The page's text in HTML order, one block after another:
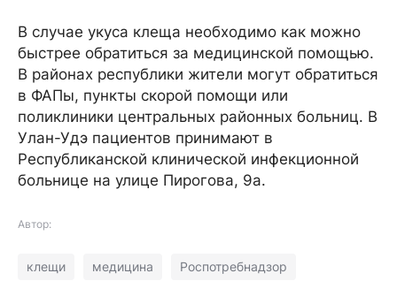
В случае укуса клеща необходимо как можно
быстрее обратиться за медицинской помощью.
В районах республики жители могут обратиться
в ФАПы, пункты скорой помощи или
поликлиники центральных районных больниц. В
Улан-Удэ пациентов принимают в
Республиканской клинической инфекционной
больнице на улице Пирогова, 9а.
Автор:
клещи медицина Роспотребнадзор